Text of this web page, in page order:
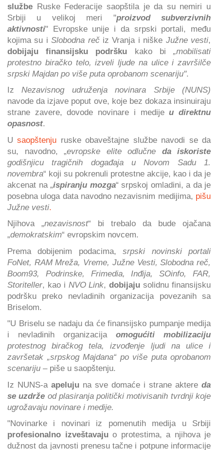
službe Ruske Federacije saopštila je da su nemiri u
Srbiji u velikoj meri "proizvod subverzivnih
aktivnosti" Evropske unije i da srpski portali, među
kojima su iSlobodna rečiz Vranja i niške Južne vesti,
dobijaju finansijsku podršku kako bi„mobilisati
protestno biračko telo, izveli ljude na ulice i završilče
srpski Majdan po više puta oprobanom scenariju".
Iz Nezavisnog udruženja novinara Srbije (NUNS)
navode da izjave poput ove, koje bez dokaza insinuiraju
strane zavere, dovode novinare i medijeu direktnu
opasnost.
Usaopštenju ruske obaveštajne službe navodi se da
su, navodno, „evropske elite odlučne da iskoriste
godišnjicu tragičnih događaja u Novom Sadu 1.
novembra“ koji su pokrenuli protestne akcije, kao i da je
akcenat na „ispiranju mozga“ srpskoj omladini, a da je
posebna uloga data navodno nezavisnim medijima, pišu
Južne vesti.
Njihova „nezavisnost“ bi trebalo da bude ojačana
„demokratskim“ evropskim novcem.
Prema dobijenim podacima,srpski novinski portali
FoNet, RAM Mreža, Vreme, Južne Vesti, Slobodna reč,
Boom93, Podrinske, Frimedia, Inđija, SOinfo, FAR,
Storiteller, kao i NVO Link,dobijaju solidnu finansijsku
podršku preko nevladinih organizacija povezanih sa
Briselom.
"U Briselu se nadaju da će finansijsko pumpanje medija
i nevladinih organizacija omogućiti mobilizaciju
protestnog biračkog tela, izvođenje ljudi na ulice i
završetak „srpskog Majdana“ po više puta oprobanom
scenariju – piše u saopštenju.
Iz NUNS-a apeluju na sve domaće i strane aktere da
se uzdrže od plasiranja politički motivisanih tvrdnji koje
ugrožavaju novinare i medije.
"Novinarke i novinari iz pomenutih medija u Srbiji
profesionalno izveštavajuo protestima, a njihova je
dužnost da javnosti prenesu tačne i potpune informacije